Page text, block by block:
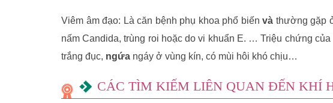
Viêm âm đạo: Là căn bệnh phụ khoa phổ biến và thường gặp
nấm Candida, trùng roi hoặc do vi khuẩn E. … Triệu chứng
trắng đục, ngứa ngáy ở vùng kín, có mùi hôi khó chịu…
CÁC TÌM KIẾM LIÊN QUAN ĐẾN KHÍ